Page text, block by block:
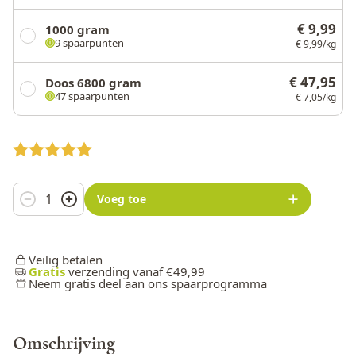
1000 gram
9 spaarpunten
€ 9,99
€ 9,99/kg
Doos 6800 gram
47 spaarpunten
€ 47,95
€ 7,05/kg
Aantal Voeg toe
Veilig betalen
Gratis verzending vanaf €49,99
Neem gratis deel aan ons spaarprogramma
Omschrijving